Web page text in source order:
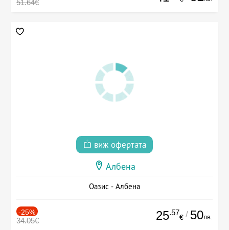
51.64€
виж офертата
Албена
Оазис - Албена
-25%
34.05€ 25.57
€ / 50лв.